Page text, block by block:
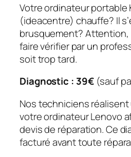
Votre ordinateur portable
(ideacentre) chauffe? Il
brusquement? Attention,
faire vérifier par un
soit trop tard.
Diagnostic : 39€ (sauf
Nos techniciens
votre ordinateur Lenovo
devis de réparation. Ce
facturé avant toute